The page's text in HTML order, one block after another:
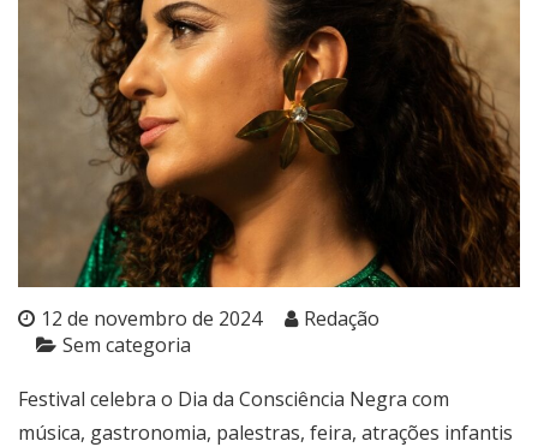
12 de novembro de 2024
Redação
Sem categoria
Festival celebra o Dia da Consciência Negra com
música, gastronomia, palestras, feira, atrações infantis